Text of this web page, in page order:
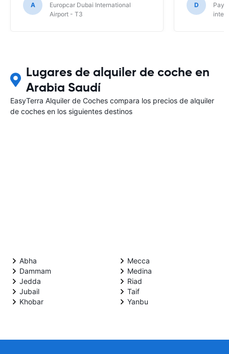
A
Europcar Dubai International
Airport - T3
D
Lugares de alquiler de coche en
Arabia Saudí
EasyTerra Alquiler de Coches compara los precios de alquiler
de coches en los siguientes destinos
Abha
Dammam
Jedda
Jubail
Khobar
Mecca
Medina
Riad
Taif
Yanbu